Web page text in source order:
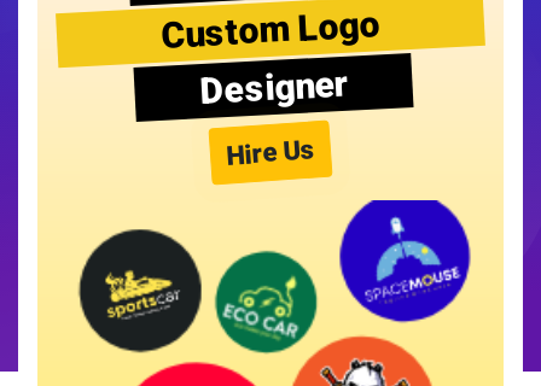
Custom Logo
Designer
Hire Us